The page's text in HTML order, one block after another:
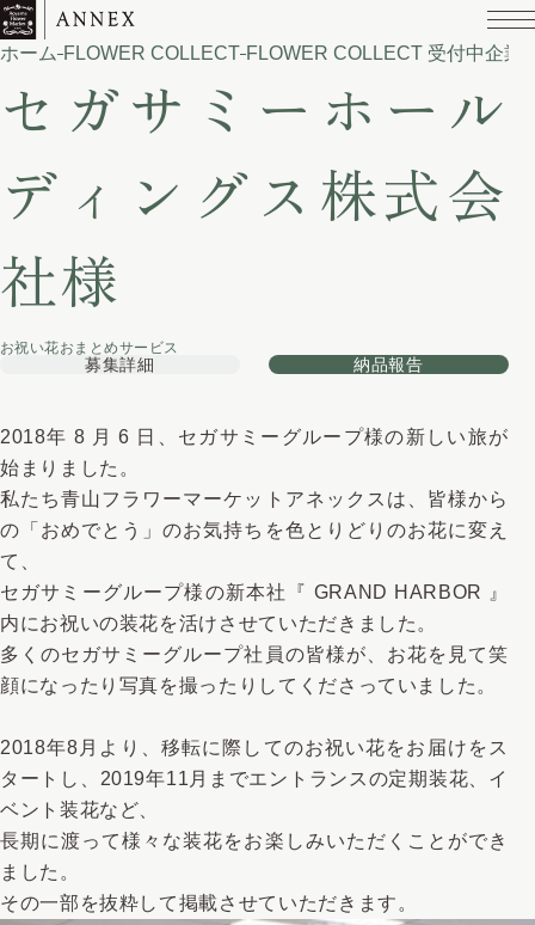
ホーム FLOWER COLLECT FLOWER COLLECT 受付中企業
セガサミーホール
ディングス株式会
社様
お祝い花おまとめサービス
募集詳細 納品報告
2018年 8 月 6 日、セガサミーグループ様の新しい旅が
始まりました。
私たち青山フラワーマーケットアネックスは、皆様から
の「おめでとう」のお気持ちを色とりどりのお花に変え
て、
セガサミーグループ様の新本社『 GRAND HARBOR 』
内にお祝いの装花を活けさせていただきました。
多くのセガサミーグループ社員の皆様が、お花を見て笑
顔になったり写真を撮ったりしてくださっていました。
2018年8月より、移転に際してのお祝い花をお届けをス
タートし、2019年11月までエントランスの定期装花、イ
ベント装花など、
長期に渡って様々な装花をお楽しみいただくことができ
ました。
その一部を抜粋して掲載させていただきます。